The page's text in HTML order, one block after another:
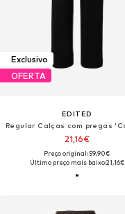
Exclusivo
OFERTA
EDITED
21,16€
Preço original: 59,90€
Último preço mais baixo:21,16€